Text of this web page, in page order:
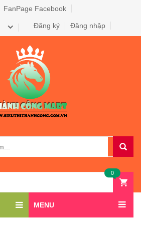
FanPage Facebook
Đăng nhập
Đăng ký
0
MENU